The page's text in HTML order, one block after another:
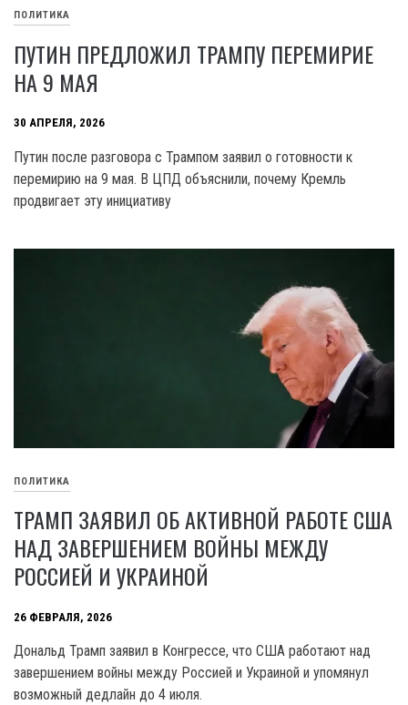
ПОЛИТИКА
ПУТИН ПРЕДЛОЖИЛ ТРАМПУ ПЕРЕМИРИЕ
НА 9 МАЯ
30 АПРЕЛЯ, 2026
Путин после разговора с Трампом заявил о готовности к
перемирию на 9 мая. В ЦПД объяснили, почему Кремль
продвигает эту инициативу
ПОЛИТИКА
ТРАМП ЗАЯВИЛ ОБ АКТИВНОЙ РАБОТЕ США
НАД ЗАВЕРШЕНИЕМ ВОЙНЫ МЕЖДУ
РОССИЕЙ И УКРАИНОЙ
26 ФЕВРАЛЯ, 2026
Дональд Трамп заявил в Конгрессе, что США работают над
завершением войны между Россией и Украиной и упомянул
возможный дедлайн до 4 июля.